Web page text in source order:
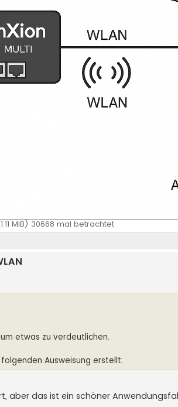
MiB) 30668 mal betrachtet
etwas zu verdeutlichen.
Ausweisung erstellt:
aber das ist ein schöner